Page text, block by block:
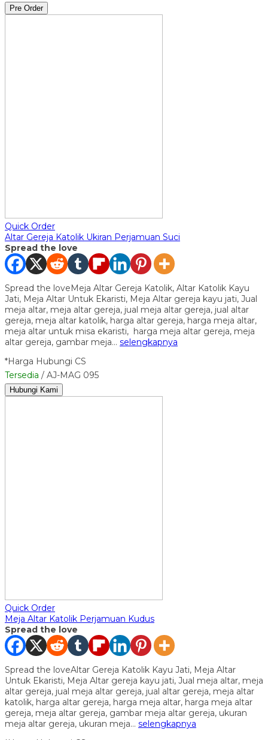
Pre Order
Quick Order
Altar Gereja Katolik Ukiran Perjamuan Suci
Spread the love
Spread the loveMeja Altar Gereja Katolik, Altar Katolik Kayu
Jati, Meja Altar Untuk Ekaristi, Meja Altar gereja kayu jati, Jual
meja altar, meja altar gereja, jual meja altar gereja, jual altar
gereja, meja altar katolik, harga altar gereja, harga meja altar,
meja altar untuk misa ekaristi, harga meja altar gereja, meja
altar gereja, gambar meja… selengkapnya
*Harga Hubungi CS
Tersedia / AJ-MAG 095
Hubungi Kami
Quick Order
Meja Altar Katolik Perjamuan Kudus
Spread the love
Spread the loveAltar Gereja Katolik Kayu Jati, Meja Altar
Untuk Ekaristi, Meja Altar gereja kayu jati, Jual meja altar, meja
altar gereja, jual meja altar gereja, jual altar gereja, meja altar
katolik, harga altar gereja, harga meja altar, harga meja altar
gereja, meja altar gereja, gambar meja altar gereja, ukuran
meja altar gereja, ukuran meja… selengkapnya